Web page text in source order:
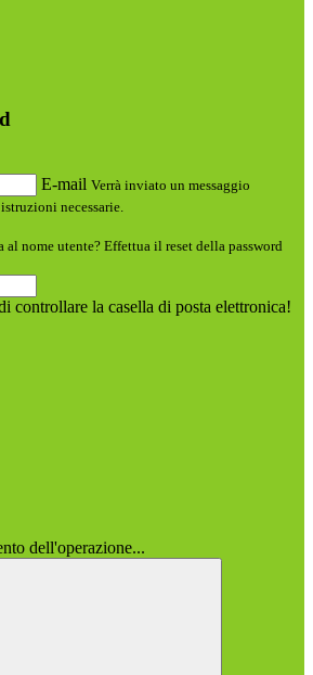
E-mail Verrà inviato un messaggio
necessarie.
al nome utente? Effettua il reset della password
controllare la casella di posta elettronica!
dell'operazione...